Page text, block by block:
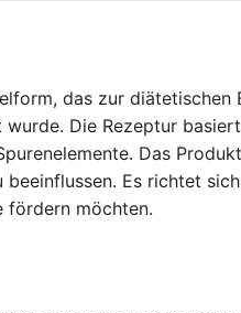
das zur diätetischen
Die Rezeptur
Das
Es richtet
fördern möchten.